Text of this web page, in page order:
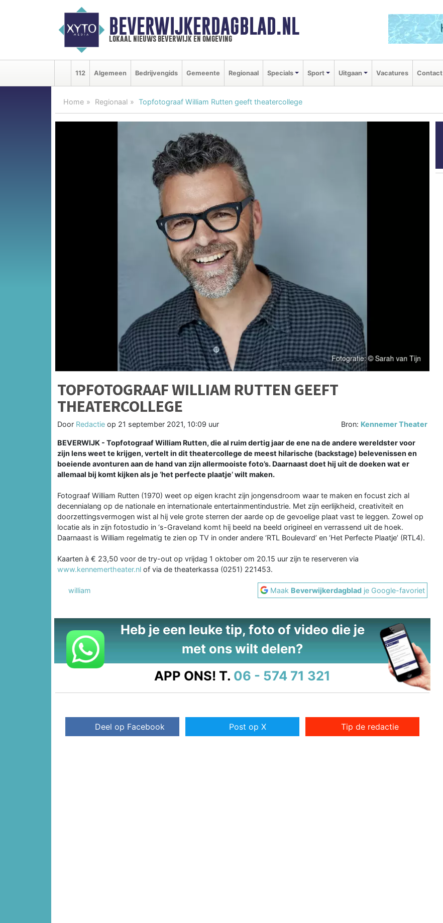
BEVERWIJKERDAGBLAD.NL
lokaal nieuws beverwijk en omgeving
112 Algemeen Bedrijvengids Gemeente Regionaal Specials Sport Uitgaan Vacatures Contact
Home Regionaal Topfotograaf William Rutten geeft theatercollege
TOPFOTOGRAAF WILLIAM RUTTEN GEEFT
THEATERCOLLEGE
Door Redactie op 21 september 2021, 10:09 uur Bron: Kennemer Theater
BEVERWIJK - Topfotograaf William Rutten, die al ruim dertig jaar de ene na de andere wereldster voor
zijn lens weet te krijgen, vertelt in dit theatercollege de meest hilarische (backstage) belevenissen en
boeiende avonturen aan de hand van zijn allermooiste foto’s. Daarnaast doet hij uit de doeken wat er
allemaal bij komt kijken als je ‘het perfecte plaatje’ wilt maken.
Fotograaf William Rutten (1970) weet op eigen kracht zijn jongensdroom waar te maken en focust zich al
decennialang op de nationale en internationale entertainmentindustrie. Met zijn eerlijkheid, creativiteit en
doorzettingsvermogen wist al hij vele grote sterren der aarde op de gevoelige plaat vast te leggen. Zowel op
locatie als in zijn fotostudio in ‘s-Graveland komt hij beeld na beeld origineel en verrassend uit de hoek.
Daarnaast is William regelmatig te zien op TV in onder andere ‘RTL Boulevard’ en ‘Het Perfecte Plaatje’ (RTL4).
Kaarten à € 23,50 voor de try-out op vrijdag 1 oktober om 20.15 uur zijn te reserveren via
www.kennemertheater.nl of via de theaterkassa (0251) 221453.
william Maak Beverwijkerdagblad je Google-favoriet
Heb je een leuke tip, foto of video die je
met ons wilt delen?
APP ONS! T. 06 - 574 71 321
Deel op Facebook Post op X Tip de redactie